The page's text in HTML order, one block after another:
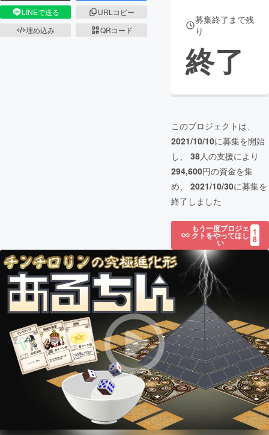
LINEで送る
URLコピー
埋め込み
QRコード
募集終了まで残
り
終了
このプロジェクトは、
2021/10/10に募集を開始
し、 38人の支援により
294,600円の資金を集
め、 2021/10/30に募集を
終了しました
もう一度プロジェ
クトをやってほし
い
1
8